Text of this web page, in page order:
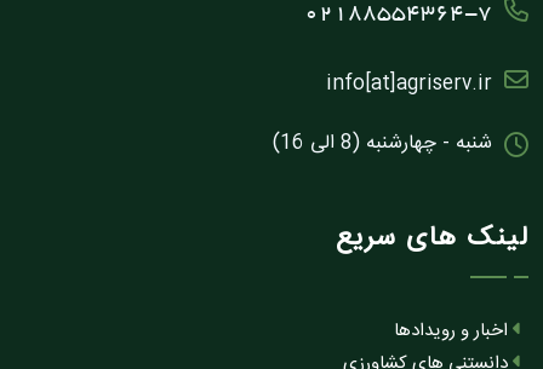
02188554364-7
info[at]agriserv.ir
شنبه - چهارشنبه (8 الی 16)
لینک های سریع
اخبار و رویدادها